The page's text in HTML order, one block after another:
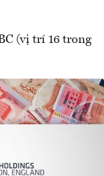
(vị trí 16 trong